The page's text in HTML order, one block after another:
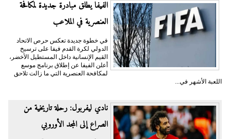
الفيفا يطلق مبادرة جديدة لمكافحة
العنصرية في الملاعب
في خطوة جديدة تعكس حرص الاتحاد
الدولي لكرة القدم فيفا على ترسيخ
القيم الإنسانية داخل المستطيل الأخضر،
أعلن الفيفا عن إطلاق برنامج موسع
لمكافحة العنصرية التي ما زالت تلاحق
اللعبة الأشهر في...
نادي ليفربول: رحلة تاريخية من
الصراع إلى المجد الأوروبي